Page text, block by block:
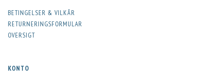
BETINGELSER & VILKÅR
RETURNERINGSFORMULAR
OVERSIGT
KONTO